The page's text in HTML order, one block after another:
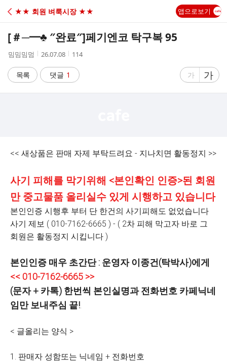
C
A
★★ 회원 벼룩시장 ★★ 앱으로보기
[＃─━♣ ″완료″]페기엔코 탁구복 95
작
자
밈밈밈멈
작
시
간
26.07.08
조
수
114
목록 댓글 1
글
게
가
글
자
게
가
<< 새상품은 판매 자제 부탁드려요 - 지나치면 활동정지 >>
사기 피해를 막기위해 <본인확인 인증>된 회원
만 중고물품 올리실수 있게 시행하고 있습니다
본인인증 시행후 부터 단 한건의 사기피해도 없었습니다
사기 제보 ( 010-7162-6665 ) - ( 2차 피해 막고자 바로 그
회원은 활동정지 시킵니다 )
본인인증 매우 초간단 : 운영자 이종건(탁박사)에게
<< 010-7162-6665 >>
(문자 + 카톡) 한번씩 본인실명과 전화번호 카페닉네
임만 보내주심 끝!.
< 글올리는 양식 >
1. 판매자 성함또는 닉네임 + 전화번호